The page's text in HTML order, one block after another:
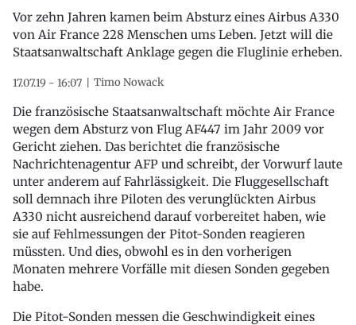
Vor zehn Jahren kamen beim Absturz eines Airbus A330
von Air France 228 Menschen ums Leben. Jetzt will die
Staatsanwaltschaft Anklage gegen die Fluglinie erheben.
17.07.19 - 16:07 Timo Nowack
Die französische Staatsanwaltschaft möchte Air France
wegen dem Absturz von Flug AF447 im Jahr 2009 vor
Gericht ziehen. Das berichtet die französische
Nachrichtenagentur AFP und schreibt, der Vorwurf laute
unter anderem auf Fahrlässigkeit. Die Fluggesellschaft
soll demnach ihre Piloten des verunglückten Airbus
A330 nicht ausreichend darauf vorbereitet haben, wie
sie auf Fehlmessungen der Pitot-Sonden reagieren
müssten. Und dies, obwohl es in den vorherigen
Monaten mehrere Vorfälle mit diesen Sonden gegeben
habe.
Die Pitot-Sonden messen die Geschwindigkeit eines